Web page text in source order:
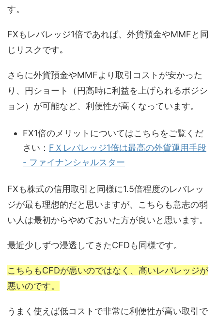
す。
FXもレバレッジ1倍であれば、外貨預金やMMFと同
じリスクです｡
さらに外貨預金やMMFより取引コストが安かった
り、円ショート（円高時に利益を上げられるポジシ
ョン）が可能など、利便性が高くなっています。
FX1倍のメリットについてはこちらをご覧くだ
さい： FＸレバレッジ1倍は最高の外貨運用手段
- ファイナンシャルスター
FXも株式の信用取引と同様に1.5倍程度のレバレッ
ジが最も理想的だと思いますが、こちらも意志の弱
い人は最初からやめておいた方が良いと思います。
最近少しずつ浸透してきたCFDも同様です。
こちらもCFDが悪いのではなく、高いレバレッジが
悪いのです。
うまく使えば低コストで非常に利便性が高い取引で